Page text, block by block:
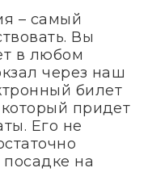
– самый
Вы
в любом
через наш
билет
придет
Его не
на